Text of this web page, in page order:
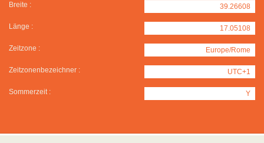
Breite : 39.26608
Länge : 17.05108
Zeitzone : Europe/Rome
Zeitzonenbezeichner : UTC+1
Sommerzeit : Y